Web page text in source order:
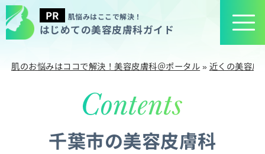
肌悩みはここで解決！
はじめての美容皮膚科ガイド
肌のお悩みはココで解決！美容皮膚科＠ポータル»近くの美容皮
千葉市の美容皮膚科